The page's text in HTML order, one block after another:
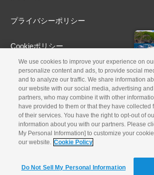
プライバシーポリシー
Cookieポリシー
アクセシビリティ方針
古物営業法に基づく表示
製品・事業のお問合せ
We use cookies to improve your experience on
personalize content and ads, to provide social
and to analyze our traffic. We share information
our website with our social media, advertising
partners, who may combine it with other
have provided to them or that they have collected
of their services. You have the right to opt-out of
information about you with our partners. Please
My Personal Information] to customize your
our website. Cookie Policy
Do Not Sell My Personal Information